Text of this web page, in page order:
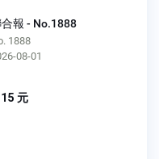
報 - No.1888
1888
08-01
元